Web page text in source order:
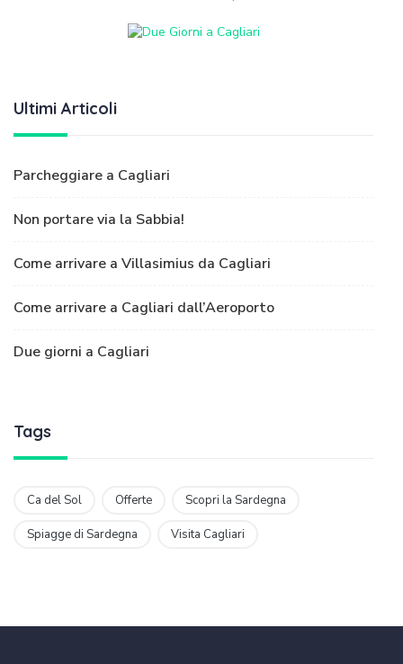
Ultimi Articoli
Parcheggiare a Cagliari
Non portare via la Sabbia!
Come arrivare a Villasimius da Cagliari
Come arrivare a Cagliari dall’Aeroporto
Due giorni a Cagliari
Tags
Ca del Sol Offerte Scopri la Sardegna
Spiagge di Sardegna Visita Cagliari